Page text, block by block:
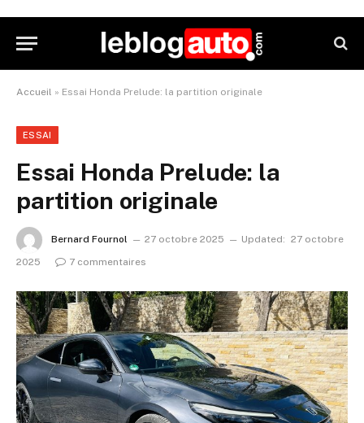
Accueil » Essai Honda Prelude: la partition originale
ESSAI
Essai Honda Prelude: la
partition originale
Bernard Fournol 27 octobre 2025 Updated: 27 octobre
2025
7 commentaires